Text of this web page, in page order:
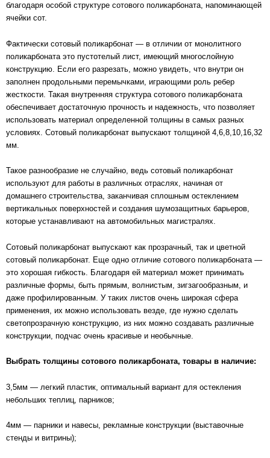
благодаря особой структуре сотового поликарбоната, напоминающей
ячейки сот.
Фактически сотовый поликарбонат — в отличии от монолитного
поликарбоната это пустотелый лист, имеющий многослойную
конструкцию. Если его разрезать, можно увидеть, что внутри он
заполнен продольными перемычками, играющими роль ребер
жесткости. Такая внутренняя структура сотового поликарбоната
обеспечивает достаточную прочность и надежность, что позволяет
использовать материал определенной толщины в самых разных
условиях. Сотовый поликарбонат выпускают толщиной 4,6,8,10,16,32
мм.
Такое разнообразие не случайно, ведь сотовый поликарбонат
используют для работы в различных отраслях, начиная от
домашнего строительства, заканчивая сплошным остеклением
вертикальных поверхностей и создания шумозащитных барьеров,
которые устанавливают на автомобильных магистралях.
Сотовый поликарбонат выпускают как прозрачный, так и цветной
сотовый поликарбонат. Еще одно отличие сотового поликарбоната —
это хорошая гибкость. Благодаря ей материал может принимать
различные формы, быть прямым, волнистым, зигзагообразным, и
даже профилированным. У таких листов очень широкая сфера
применения, их можно использовать везде, где нужно сделать
светопрозрачную конструкцию, из них можно создавать различные
конструкции, подчас очень красивые и необычные.
Выбрать толщины сотового поликарбоната, товары в наличие:
3,5мм — легкий пластик, оптимальный вариант для остекления
небольших теплиц, парников;
4мм — парники и навесы, рекламные конструкции (выставочные
стенды и витрины);